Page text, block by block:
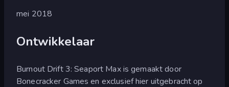
mei 2018
Ontwikkelaar
Burnout Drift 3: Seaport Max is gemaakt door
Bonecracker Games en exclusief hier uitgebracht op